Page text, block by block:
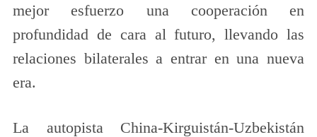
mejor esfuerzo una cooperación en
profundidad de cara al futuro, llevando las
relaciones bilaterales a entrar en una nueva
era.
La autopista China-Kirguistán-Uzbekistán